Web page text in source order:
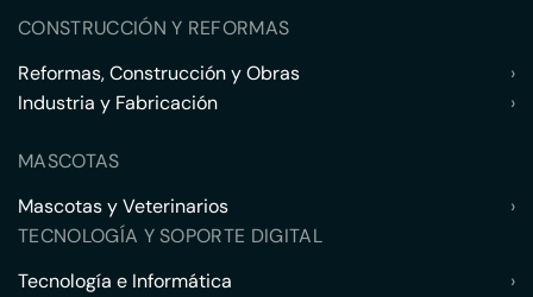
CONSTRUCCIÓN Y REFORMAS
Reformas, Construcción y Obras
›
Industria y Fabricación
›
MASCOTAS
Mascotas y Veterinarios
›
TECNOLOGÍA Y SOPORTE DIGITAL
Tecnología e Informática
›